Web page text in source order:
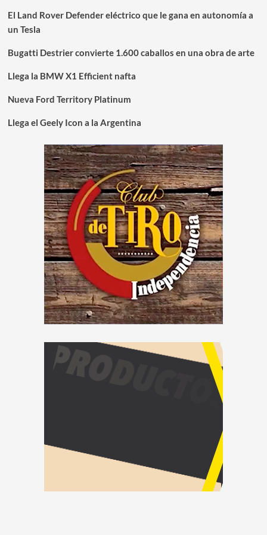
El Land Rover Defender eléctrico que le gana en autonomía a
un Tesla
Bugatti Destrier convierte 1.600 caballos en una obra de arte
Llega la BMW X1 Efficient nafta
Nueva Ford Territory Platinum
Llega el Geely Icon a la Argentina